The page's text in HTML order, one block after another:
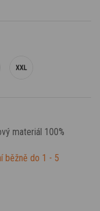
materiál 100%
běžně do 1 - 5